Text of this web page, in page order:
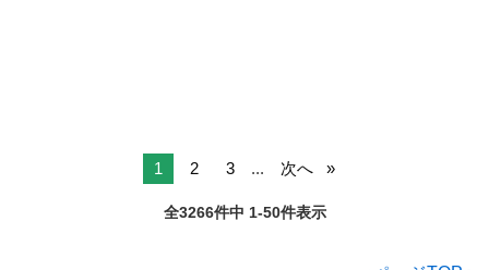
1 2 3 ... 次へ
全3266件中 1-50件表示